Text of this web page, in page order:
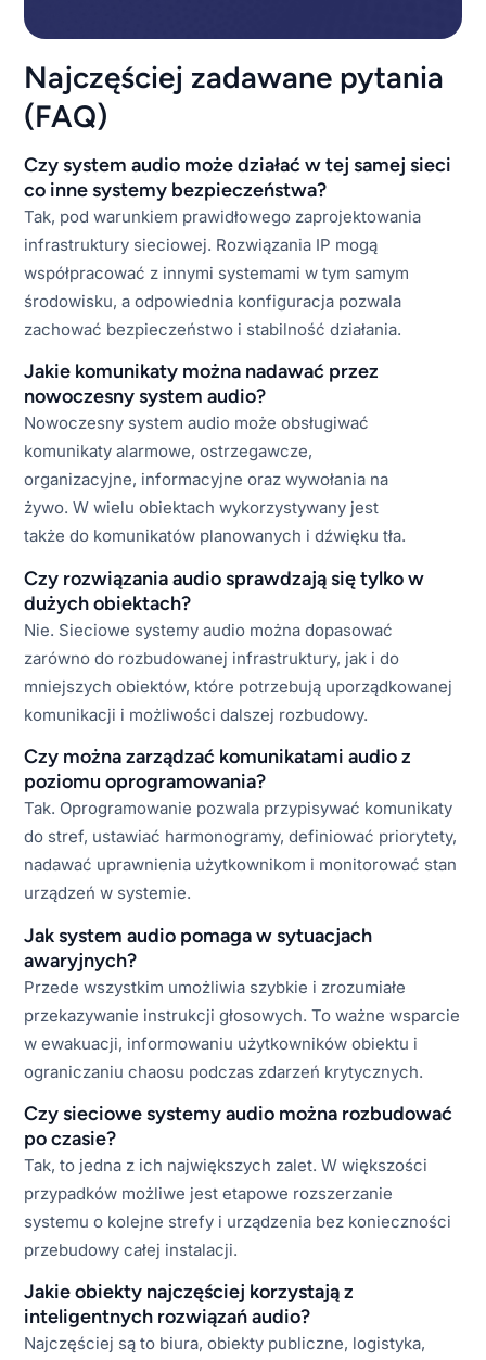
Najczęściej zadawane pytania
(FAQ)
Czy system audio może działać w tej samej sieci
co inne systemy bezpieczeństwa?
Tak, pod warunkiem prawidłowego zaprojektowania
infrastruktury sieciowej. Rozwiązania IP mogą
współpracować z innymi systemami w tym samym
środowisku, a odpowiednia konfiguracja pozwala
zachować bezpieczeństwo i stabilność działania.
Jakie komunikaty można nadawać przez
nowoczesny system audio?
Nowoczesny system audio może obsługiwać
komunikaty alarmowe, ostrzegawcze,
organizacyjne, informacyjne oraz wywołania na
żywo. W wielu obiektach wykorzystywany jest
także do komunikatów planowanych i dźwięku tła.
Czy rozwiązania audio sprawdzają się tylko w
dużych obiektach?
Nie. Sieciowe systemy audio można dopasować
zarówno do rozbudowanej infrastruktury, jak i do
mniejszych obiektów, które potrzebują uporządkowanej
komunikacji i możliwości dalszej rozbudowy.
Czy można zarządzać komunikatami audio z
poziomu oprogramowania?
Tak. Oprogramowanie pozwala przypisywać komunikaty
do stref, ustawiać harmonogramy, definiować priorytety,
nadawać uprawnienia użytkownikom i monitorować stan
urządzeń w systemie.
Jak system audio pomaga w sytuacjach
awaryjnych?
Przede wszystkim umożliwia szybkie i zrozumiałe
przekazywanie instrukcji głosowych. To ważne wsparcie
w ewakuacji, informowaniu użytkowników obiektu i
ograniczaniu chaosu podczas zdarzeń krytycznych.
Czy sieciowe systemy audio można rozbudować
po czasie?
Tak, to jedna z ich największych zalet. W większości
przypadków możliwe jest etapowe rozszerzanie
systemu o kolejne strefy i urządzenia bez konieczności
przebudowy całej instalacji.
Jakie obiekty najczęściej korzystają z
inteligentnych rozwiązań audio?
Najczęściej są to biura, obiekty publiczne, logistyka,